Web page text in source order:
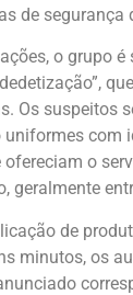
de segurança
o grupo
Os suspeitos
uniformes com
o
geralmente
de
minutos, os